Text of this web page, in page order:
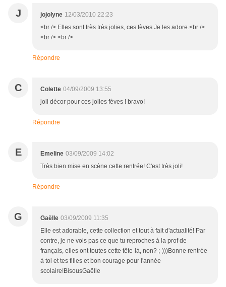
J jojolyne 12/03/2010 22:23
<br /> Elles sont très très jolies, ces fèves.Je les adore.<br />
<br /> <br />
Répondre
C Colette 04/09/2009 13:55
joli décor pour ces jolies fèves ! bravo!
Répondre
E Emeline 03/09/2009 14:02
Très bien mise en scène cette rentrée! C'est très joli!
Répondre
G Gaëlle 03/09/2009 11:35
Elle est adorable, cette collection et tout à fait d'actualité! Par
contre, je ne vois pas ce que tu reproches à la prof de
français, elles ont toutes cette tête-là, non? ;-)))Bonne rentrée
à toi et tes filles et bon courage pour l'année
scolaire!BisousGaëlle